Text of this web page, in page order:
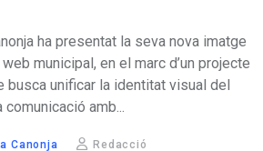
ha presentat la seva nova imatge
municipal, en el marc d’un projecte
busca unificar la identitat visual del
amb...
Canonja Redacció